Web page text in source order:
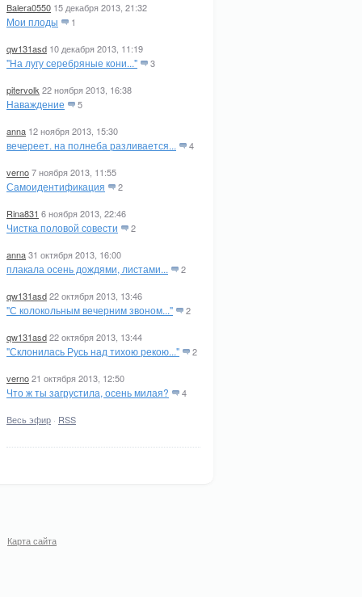
Balera0550 15 декабря 2013, 21:32
Мои плоды 1
qw131asd 10 декабря 2013, 11:19
"На лугу серебряные кони..." 3
pitervolk 22 ноября 2013, 16:38
Наваждение 5
anna 12 ноября 2013, 15:30
вечереет. на полнеба разливается... 4
verno7 ноября 2013, 11:55
Самоидентификация 2
Rina831 6 ноября 2013, 22:46
Чистка половой совести 2
anna31 октября 2013, 16:00
плакала осень дождями, листами... 2
qw131asd22 октября 2013, 13:46
"С колокольным вечерним звоном..." 2
qw131asd22 октября 2013, 13:44
"Склонилась Русь над тихою рекою..." 2
verno21 октября 2013, 12:50
Что ж ты загрустила, осень милая? 4
Весь эфир · RSS
Карта сайта